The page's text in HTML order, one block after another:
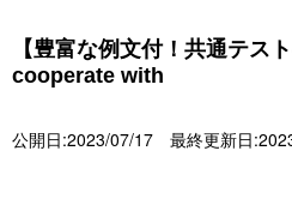
【豊富な例文付！共通テス
cooperate with
公開日:2023/07/17 最終更新日